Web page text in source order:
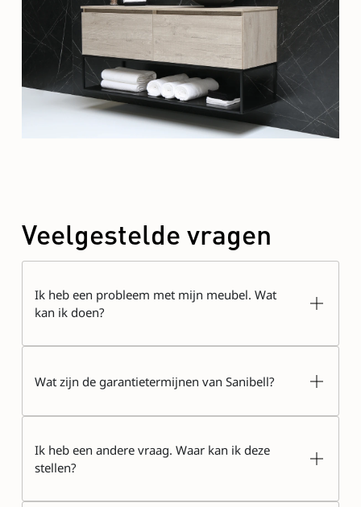
Veelgestelde vragen
Ik heb een probleem met mijn meubel. Wat
kan ik doen?
Wat zijn de garantietermijnen van Sanibell?
Ik heb een andere vraag. Waar kan ik deze
stellen?